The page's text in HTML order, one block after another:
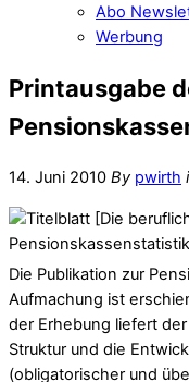
Abo
Werbung
Printausgabe
14. Juni 2010 By pwirth
Die Publikation zur
Aufmachung ist
der Erhebung liefert
Struktur und die
(obligatorischer und